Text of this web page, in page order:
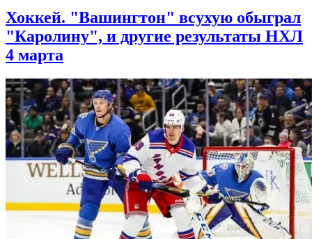
Хоккей. "Вашингтон" всухую обыграл
"Каролину", и другие результаты НХЛ
4 марта